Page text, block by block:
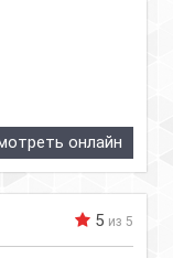
онлайн
5 из 5